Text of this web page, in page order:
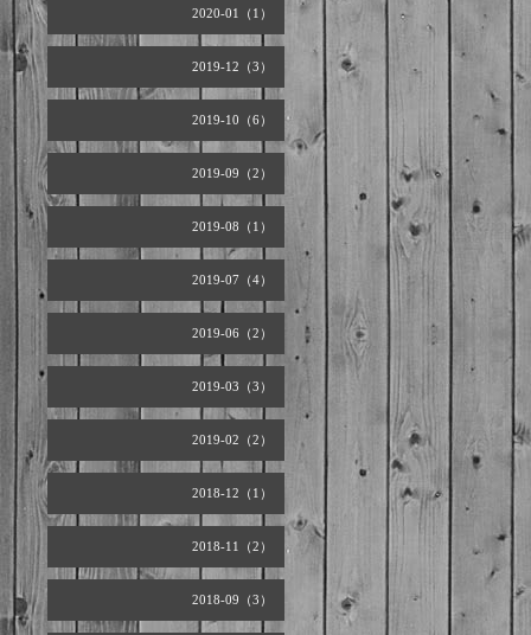
2020-01（1）
2019-12（3）
2019-10（6）
2019-09（2）
2019-08（1）
2019-07（4）
2019-06（2）
2019-03（3）
2019-02（2）
2018-12（1）
2018-11（2）
2018-09（3）